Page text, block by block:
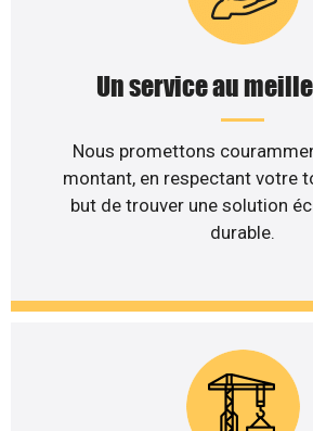
Un service au
Nous promettons
montant, en respectant votre
but de trouver une solution
durable.